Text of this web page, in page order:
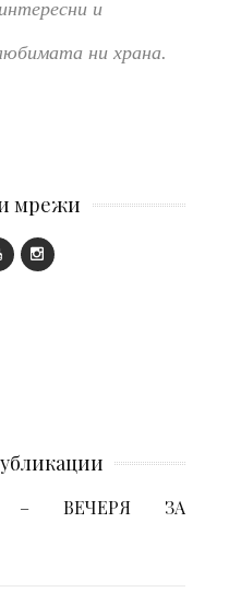
и
ни храна.
мрежи
– ВЕЧЕРЯ ЗА